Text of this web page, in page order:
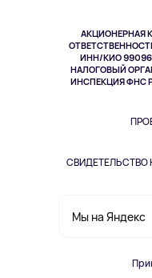
АКЦИОНЕРНАЯ
ИНН/КИО
НАЛОГОВЫЙ
ИНСПЕКЦИЯ ФНС
СВИДЕТЕЛЬСТВО
Мы на Яндекс
Здоровье питомцев
Одежда и аксессуары